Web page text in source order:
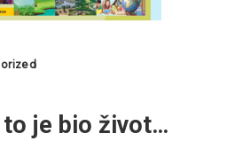
to je bio život…